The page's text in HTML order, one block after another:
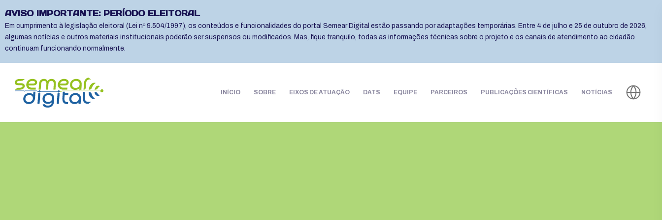
AVISO IMPORTANTE: PERÍODO ELEITORAL
Em cumprimento à legislação eleitoral (Lei nº 9.504/1997), os conteúdos e funcionalidades do portal Semear Digital estão passando por adaptações temporárias. Entre 4 de julho e 25 de outubro de 2026,
algumas notícias e outros materiais institucionais poderão ser suspensos ou modificados. Mas, fique tranquilo, todas as informações técnicas sobre o projeto e os canais de atendimento ao cidadão
continuam funcionando normalmente.
INÍCIO SOBRE EIXOS DE ATUAÇÃO DATS EQUIPE PARCEIROS PUBLICAÇÕES CIENTÍFICAS NOTÍCIAS